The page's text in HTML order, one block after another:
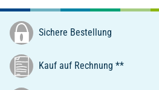
Sichere Bestellung
Kauf auf Rechnung **